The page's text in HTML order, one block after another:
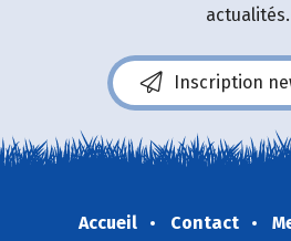
actualités.
Inscription
Accueil Contact